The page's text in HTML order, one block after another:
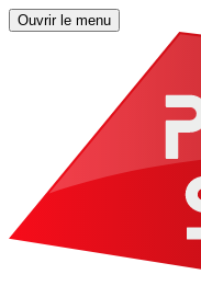
Ouvrir le menu